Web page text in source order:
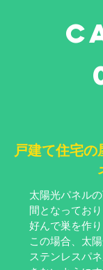
戸建て住宅
太陽光パネル
間となってお
好んで巣を作り
この場合、太
ステンレスパ